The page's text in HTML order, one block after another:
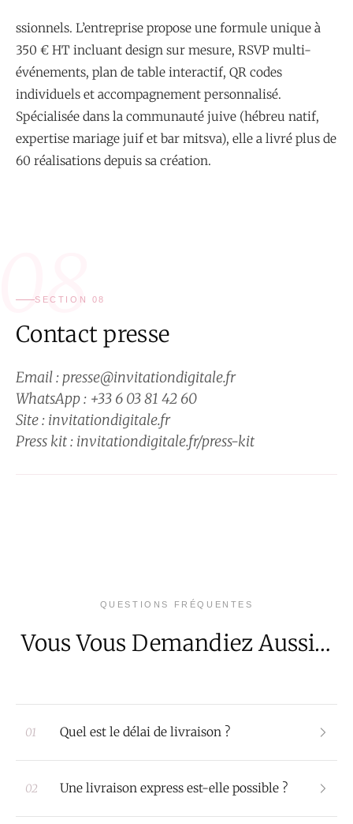
ssionnels. L’entreprise propose une formule unique à
350 € HT incluant design sur mesure, RSVP multi-
événements, plan de table interactif, QR codes
individuels et accompagnement personnalisé.
Spécialisée dans la communauté juive (hébreu natif,
expertise mariage juif et bar mitsva), elle a livré plus de
60 réalisations depuis sa création.
SECTION 08
Contact presse
Email : presse@invitationdigitale.fr
WhatsApp : +33 6 03 81 42 60
Site : invitationdigitale.fr
Press kit : invitationdigitale.fr/press-kit
QUESTIONS FRÉQUENTES
Vous Vous Demandiez Aussi…
01 Quel est le délai de livraison ?
02 Une livraison express est-elle possible ?